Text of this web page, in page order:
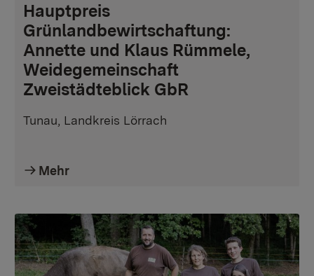
Hauptpreis
Grünlandbewirtschaftung:
Annette und Klaus Rümmele,
Weidegemeinschaft
Zweistädteblick GbR
Tunau, Landkreis Lörrach
Mehr